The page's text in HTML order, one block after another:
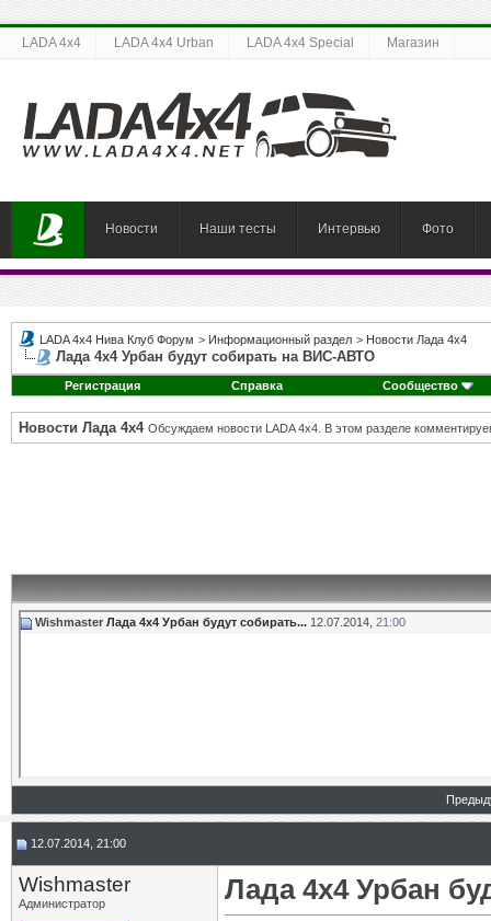
LADA 4x4 LADA 4x4 Urban LADA 4x4 Special Магазин
Новости Наши тесты Интервью Фото
LADA 4x4 Нива Клуб Форум > Информационный раздел > Новости Лада 4х4
Лада 4х4 Урбан будут собирать на ВИС-АВТО
Регистрация Справка Сообщество
Новости Лада 4х4 Обсуждаем новости LADA 4x4. В этом разделе
Wishmaster Лада 4х4 Урбан будут собирать... 12.07.2014, 21:00
12.07.2014, 21:00
Wishmaster
Администратор Лада 4х4 Урбан